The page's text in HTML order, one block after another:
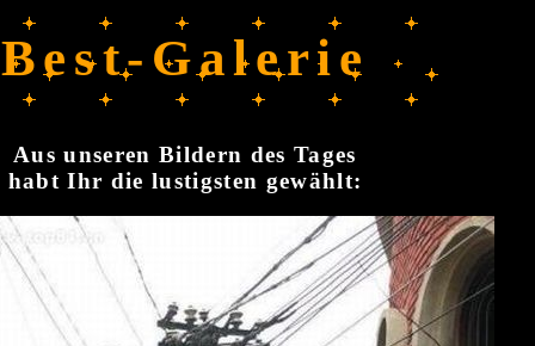
Best-Galerie
Aus unseren Bildern des Tages
habt Ihr die lustigsten gewählt: